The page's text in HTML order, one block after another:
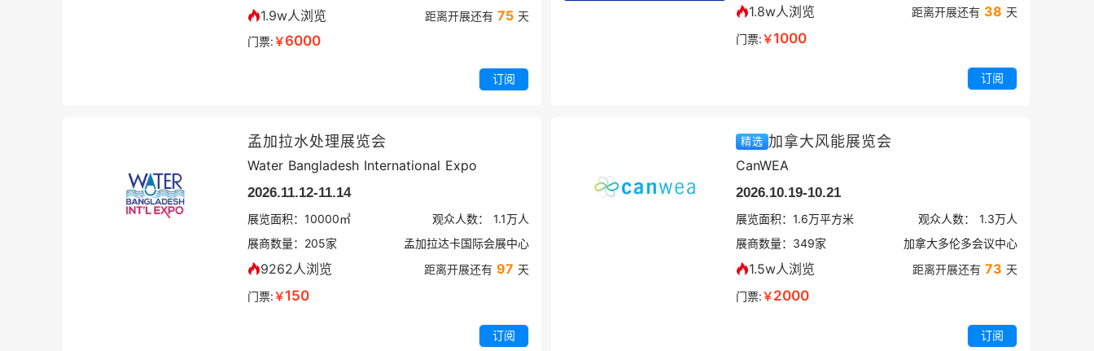
1.9w人浏览 距离开展还有 75 天
门票:￥6000
订阅
1.8w人浏览 距离开展还有 38 天
门票:￥1000
订阅
孟加拉水处理展览会
Water Bangladesh International Expo
2026.11.12-11.14
展览面积： 10000㎡ 观众人数： 1.1万人
展商数量： 205家 孟加拉达卡国际会展中心
9262人浏览 距离开展还有 97 天
门票:￥150
订阅
精选 加拿大风能展览会
CanWEA
2026.10.19-10.21
展览面积： 1.6万平方米 观众人数： 1.3万人
展商数量： 349家 加拿大多伦多会议中心
1.5w人浏览 距离开展还有 73 天
门票:￥2000
订阅